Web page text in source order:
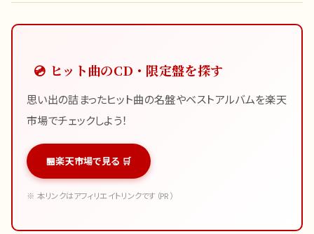
💿 ヒット曲のCD・限定盤を探す
思い出の詰まったヒット曲の名盤やベストアルバムを楽天
市場でチェックしよう！
楽天市場で見る 🛒
※ 本リンクはアフィリエイトリンクです（PR）